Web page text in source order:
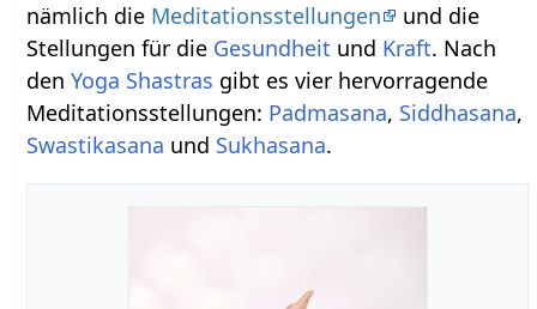
nämlich die Meditationsstellungen
und die
Stellungen für die Gesundheit und Kraft. Nach
denYoga Shastras gibt es vier hervorragende
Meditationsstellungen: Padmasana, Siddhasana,
Swastikasana und Sukhasana.